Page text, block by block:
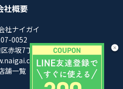
社概要
社ナイガイ
0052
赤坂7丁目8-5
corp/
舗一覧